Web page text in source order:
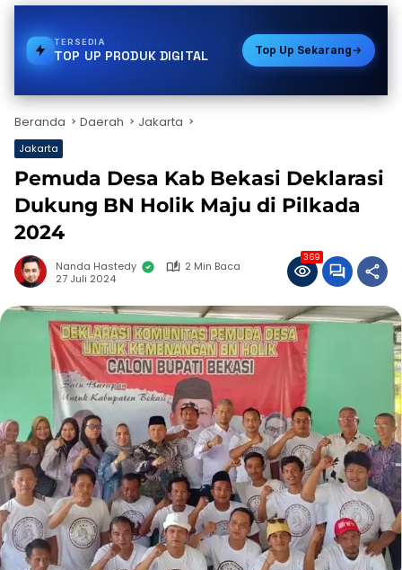
TERSEDIA
TOP UP PRODUK DIGITAL Top Up Sekarang
Beranda Daerah Jakarta
Jakarta
Pemuda Desa Kab Bekasi Deklarasi
Dukung BN Holik Maju di Pilkada
2024
Nanda Hastedy
2 Min Baca
27 Juli 2024
369